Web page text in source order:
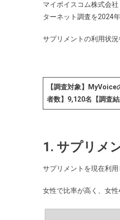
マイボイスコム株式会
ターネット調査を2024
サプリメントの利用状
【調査対象】
者数】9,120名【調査結
1. サプリメ
サプリメントを現在利用
女性で比率が高く、女